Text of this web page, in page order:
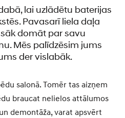
lai uzlādētu baterijas
Pavasarī liela daļa
domāt par savu
Mēs palīdzēsim jums
der vislabāk.
salonā. Tomēr tas aizņem
braucat nelielos attālumos
demontāža, varat apsvērt